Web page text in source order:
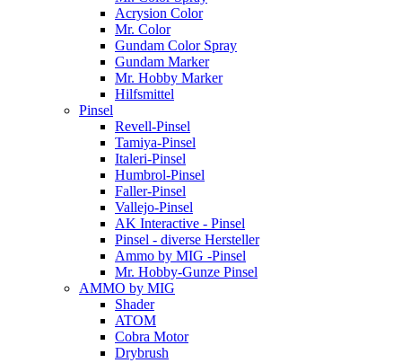
Acrysion Color
Mr. Color
Gundam Color Spray
Gundam Marker
Mr. Hobby Marker
Hilfsmittel
Pinsel
Revell-Pinsel
Tamiya-Pinsel
Italeri-Pinsel
Humbrol-Pinsel
Faller-Pinsel
Vallejo-Pinsel
AK Interactive - Pinsel
Pinsel - diverse Hersteller
Ammo by MIG -Pinsel
Mr. Hobby-Gunze Pinsel
AMMO by MIG
Shader
ATOM
Cobra Motor
Drybrush